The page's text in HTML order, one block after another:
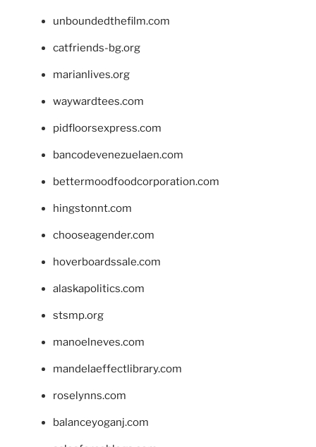
unboundedthefilm.com
catfriends-bg.org
marianlives.org
waywardtees.com
pidfloorsexpress.com
bancodevenezuelaen.com
bettermoodfoodcorporation.com
hingstonnt.com
chooseagender.com
hoverboardssale.com
alaskapolitics.com
stsmp.org
manoelneves.com
mandelaeffectlibrary.com
roselynns.com
balanceyoganj.com